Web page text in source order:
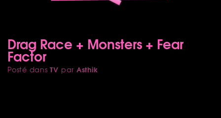
Drag Race + Monsters + Fear
Factor
Posté dansTV par Asthik